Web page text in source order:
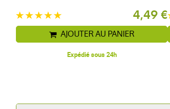
4,49 €
AJOUTER AU PANIER
Expédié sous 24h